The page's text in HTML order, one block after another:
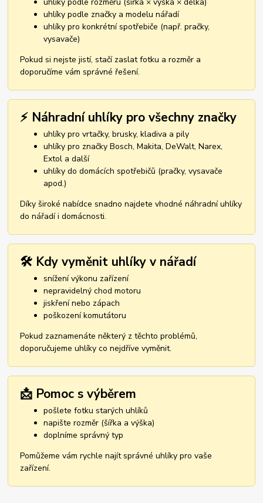
uhlíky podle značky a modelu nářadí
uhlíky pro konkrétní spotřebiče (např. pračky,
vysavače)
Pokud si nejste jistí, stačí zaslat fotku a rozměr a
doporučíme vám správné řešení.
⚡ Náhradní uhlíky pro všechny značky
uhlíky pro vrtačky, brusky, kladiva a pily
uhlíky pro značky Bosch, Makita, DeWalt, Narex,
Extol a další
uhlíky do domácích spotřebičů (pračky, vysavače
apod.)
Díky široké nabídce snadno najdete vhodné náhradní uhlíky
do nářadí i domácnosti.
🛠️ Kdy vyměnit uhlíky v nářadí
snížení výkonu zařízení
nepravidelný chod motoru
jiskření nebo zápach
poškození komutátoru
Pokud zaznamenáte některý z těchto problémů,
doporučujeme uhlíky co nejdříve vyměnit.
📩 Pomoc s výběrem
pošlete fotku starých uhlíků
napište rozměr (šířka a výška)
doplníme správný typ
Pomůžeme vám rychle najít správné uhlíky pro vaše
zařízení.